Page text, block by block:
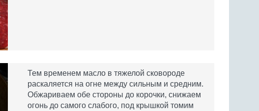
Тем временем масло в тяжелой сковороде
раскаляется на огне между сильным и средним.
Обжариваем обе стороны до корочки, снижаем
огонь до самого слабого, под крышкой томим